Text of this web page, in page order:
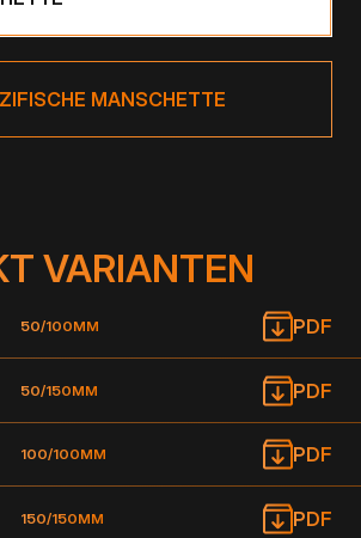
MANSCHETTE
VARIANTEN
50/100MM PDF
50/150MM PDF
100/100MM PDF
150/150MM PDF